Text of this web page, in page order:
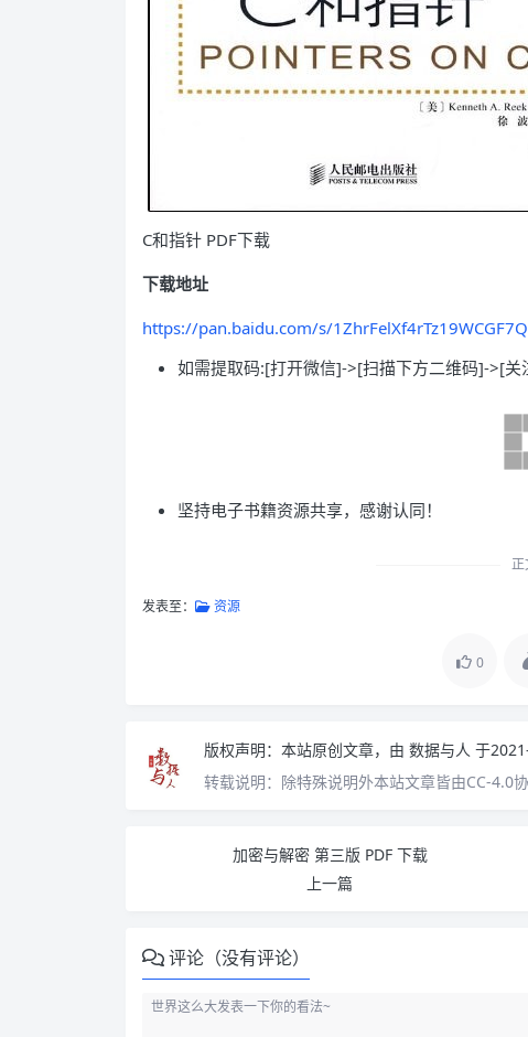
C和指针 PDF下载
下载地址
https://pan.baidu.com/s/
如需提取码:[打开微信]->[扫描下方二维码]->[关
坚持电子书籍资源共享，感谢认同！
正
发表至： 资源
0
版权声明： 本站原创文章，由 数据与人 于
转载说明： 除特殊说明外本站文章皆由CC-4.0
加密与解密 第三版 PDF 下载
上一篇
评论（没有评论）